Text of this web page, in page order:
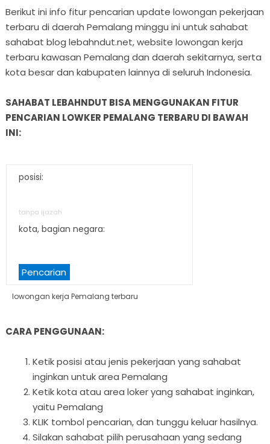
Berikut ini info fitur pencarian update lowongan pekerjaan
terbaru di daerah Pemalang minggu ini untuk sahabat
sahabat blog lebahndut.net, website lowongan kerja
terbaru kawasan Pemalang dan daerah sekitarnya, serta
kota besar dan kabupaten lainnya di seluruh Indonesia.
SAHABAT LEBAHNDUT BISA MENGGUNAKAN FITUR
PENCARIAN LOWKER PEMALANG TERBARU DI BAWAH
INI:
posisi:
tanpa ijazah
kota, bagian negara:
Pencarian
lowongan kerja Pemalang terbaru
CARA PENGGUNAAN:
Ketik posisi atau jenis pekerjaan yang sahabat
inginkan untuk area Pemalang
Ketik kota atau area loker yang sahabat inginkan,
yaitu Pemalang
KLIK tombol pencarian, dan tunggu keluar hasilnya.
Silakan sahabat pilih perusahaan yang sedang